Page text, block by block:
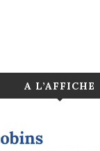
A L’AFFICHE